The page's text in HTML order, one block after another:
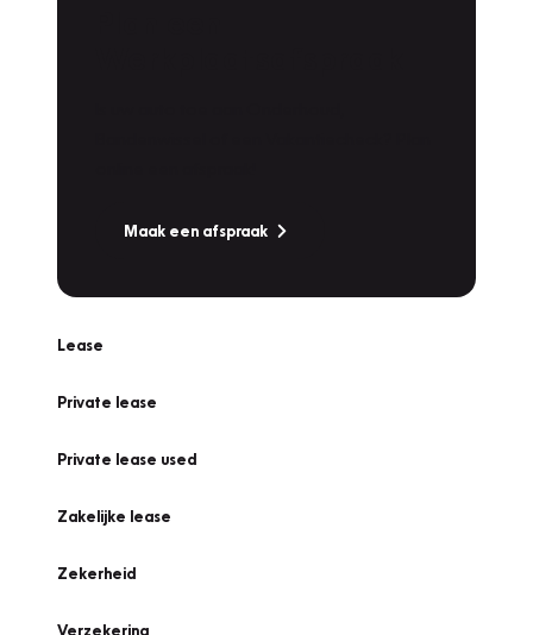
Maak een afspraak
Lease
Private lease
Private lease used
Zakelijke lease
Zekerheid
Verzekering